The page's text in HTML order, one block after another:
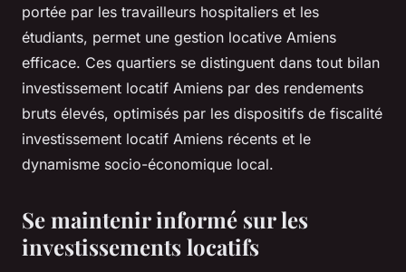
portée par les travailleurs hospitaliers et les
étudiants, permet une gestion locative Amiens
efficace. Ces quartiers se distinguent dans tout bilan
investissement locatif Amiens par des rendements
bruts élevés, optimisés par les dispositifs de fiscalité
investissement locatif Amiens récents et le
dynamisme socio-économique local.
Se maintenir informé sur les
investissements locatifs